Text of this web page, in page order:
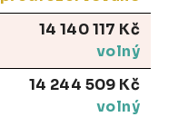
14 140 117 Kč
volný
14 244 509 Kč
volný